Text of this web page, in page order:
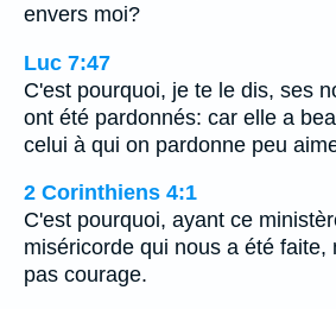
envers moi?
Luc 7:47
C'est pourquoi, je te le dis, ses
ont été pardonnés: car elle a
celui à qui on pardonne peu
2 Corinthiens 4:1
C'est pourquoi, ayant ce
miséricorde qui nous a été faite,
pas courage.